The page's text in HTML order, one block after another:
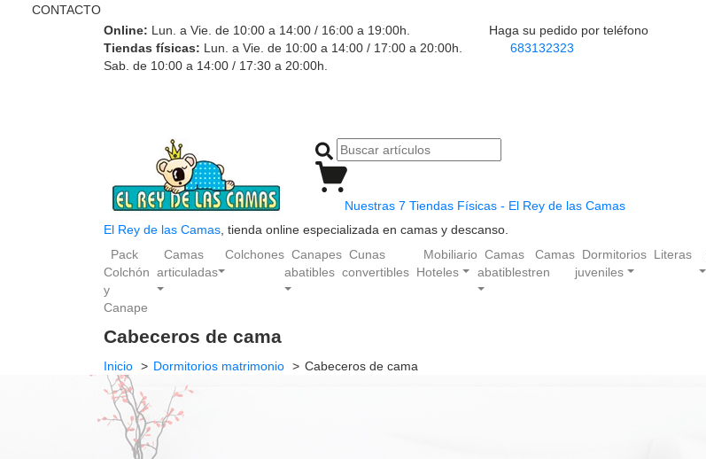
CONTACTO
Online: Lun. a Vie. de 10:00 a 14:00 / 16:00 a 19:00h.
Tiendas físicas: Lun. a Vie. de 10:00 a 14:00 / 17:00 a 20:00h.
Sab. de 10:00 a 14:00 / 17:30 a 20:00h.
Haga su pedido por teléfono
683132323
Nuestras 7 Tiendas Físicas - El Rey de las Camas
El Rey de las Camas , tienda online especializada en camas y descanso.
Pack
Colchón
y
Canape
Camas
articuladas
Colchones Canapes
abatibles
Cunas
convertibles
Mobiliario
Hoteles
Camas
abatibles
Camas
tren
Dormitorios
juveniles
Literas
Cabeceros de cama
Inicio Dormitorios matrimonio Cabeceros de cama